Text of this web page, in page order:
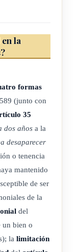
las conductas
del delito de
del tipo,
temporal o
años de edad.
o durante los
la
formas
(junto con
35
dos años a la
desaparecer
o tenencia
mantenido
de ser
de la
del
un bien o
la limitación